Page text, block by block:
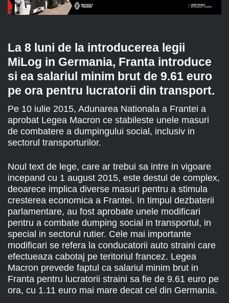
La 8 luni de la introducerea legii
MiLog in Germania, Franta introduce
si ea salariul minim brut de 9.61 euro
pe ora pentru lucratorii din transport.
Pe 10 iulie 2015, Adunarea Nationala a Frantei a
aprobat Legea Macron ce stabileste unele masuri
de combatere a dumpingului social, inclusiv in
sectorul transporturilor.
Noul text de lege, care ar trebui sa intre in vigoare
incepand cu 1 august 2015, este destul de complex,
deoarece implica diverse masuri pentru a stimula
cresterea economica a Frantei. In timpul dezbaterii
parlamentare, au fost aprobate unele modificari
pentru a combate dumping social in transportul, in
special in sectorul rutier. Cele mai importante
modificari se refera la conducatorii auto straini care
efectueaza cabotaj pe teritoriul francez. Legea
Macron prevede faptul ca salariul minim brut in
Franta pentru lucratorii straini sa fie de 9.61 euro pe
ora, cu 1.11 euro mai mare decat cel din Germania.